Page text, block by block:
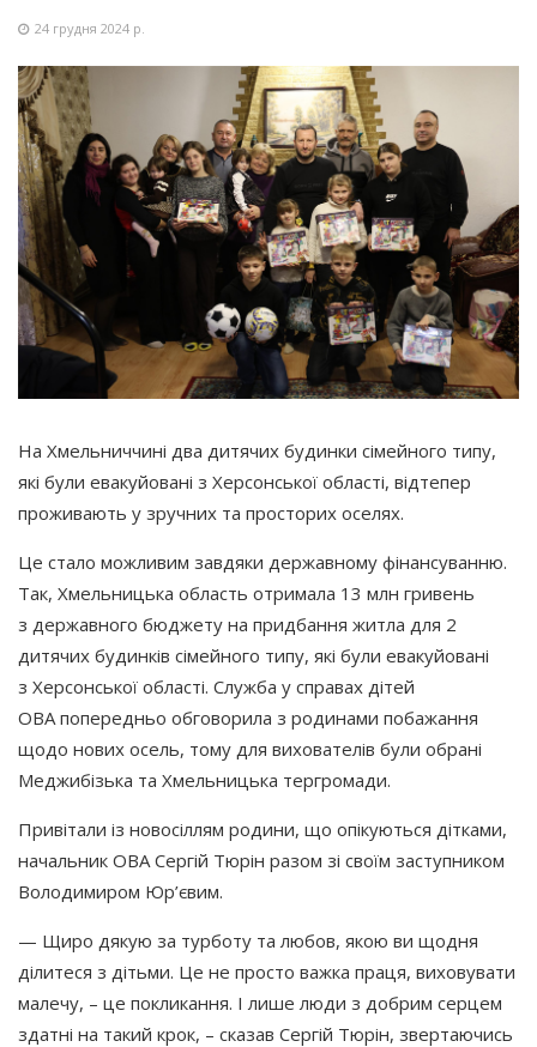
24 грудня 2024 р.
На Хмельниччині два дитячих будинки сімейного типу,
які були евакуйовані з Херсонської області, відтепер
проживають у зручних та просторих оселях.
Це стало можливим завдяки державному фінансуванню.
Так, Хмельницька область отримала 13 млн гривень
з державного бюджету на придбання житла для 2
дитячих будинків сімейного типу, які були евакуйовані
з Херсонської області. Служба у справах дітей
ОВА попередньо обговорила з родинами побажання
щодо нових осель, тому для вихователів були обрані
Меджибізька та Хмельницька тергромади.
Привітали із новосіллям родини, що опікуються дітками,
начальник ОВА Сергій Тюрін разом зі своїм заступником
Володимиром Юр’євим.
— Щиро дякую за турботу та любов, якою ви щодня
ділитеся з дітьми. Це не просто важка праця, виховувати
малечу, – це покликання. І лише люди з добрим серцем
здатні на такий крок, – сказав Сергій Тюрін, звертаючись